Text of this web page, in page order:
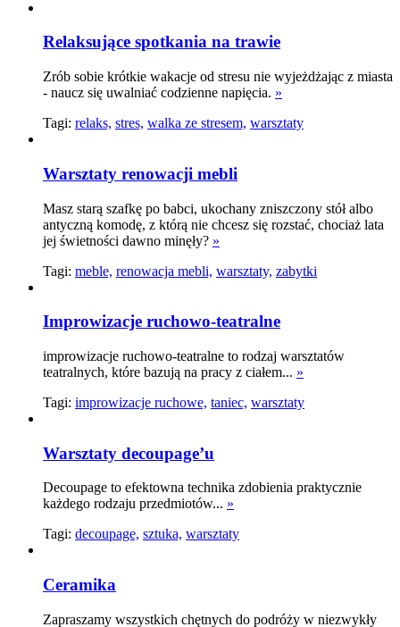
Relaksujące spotkania na trawie
Zrób sobie krótkie wakacje od stresu nie wyjeżdżając z miasta
- naucz się uwalniać codzienne napięcia. »
Tagi: relaks, stres, walka ze stresem, warsztaty
Warsztaty renowacji mebli
Masz starą szafkę po babci, ukochany zniszczony stół albo
antyczną komodę, z którą nie chcesz się rozstać, chociaż lata
jej świetności dawno minęły? »
Tagi: meble, renowacja mebli, warsztaty, zabytki
Improwizacje ruchowo-teatralne
improwizacje ruchowo-teatralne to rodzaj warsztatów
teatralnych, które bazują na pracy z ciałem... »
Tagi: improwizacje ruchowe, taniec, warsztaty
Warsztaty decoupage’u
Decoupage to efektowna technika zdobienia praktycznie
każdego rodzaju przedmiotów... »
Tagi: decoupage, sztuka, warsztaty
Ceramika
Zapraszamy wszystkich chętnych do podróży w niezwykły